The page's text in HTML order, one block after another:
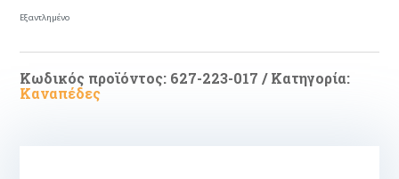
Εξαντλημένο
Κωδικός προϊόντος: 627-223-017
Κατηγορία:
Καναπέδες